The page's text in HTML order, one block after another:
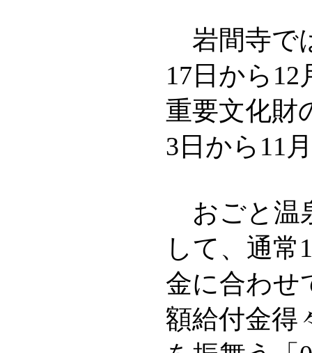
岩間寺で
17日から
重要文化財
3日から11
おごと温
して、通常
金に合わせ
額給付金得